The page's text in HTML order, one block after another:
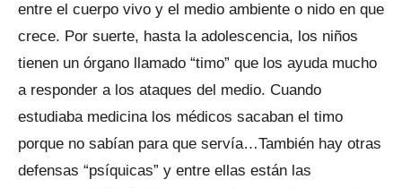
entre el cuerpo vivo y el medio ambiente o nido en que
crece. Por suerte, hasta la adolescencia, los niños
tienen un órgano llamado “timo” que los ayuda mucho
a responder a los ataques del medio. Cuando
estudiaba medicina los médicos sacaban el timo
porque no sabían para que servía…También hay otras
defensas “psíquicas” y entre ellas están las